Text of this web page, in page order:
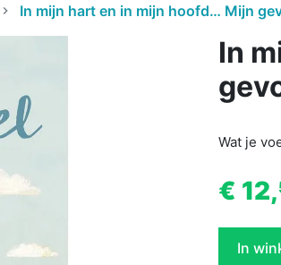
In mijn hart en in mijn hoofd… Mijn
In
Wat je
€ 12,
In